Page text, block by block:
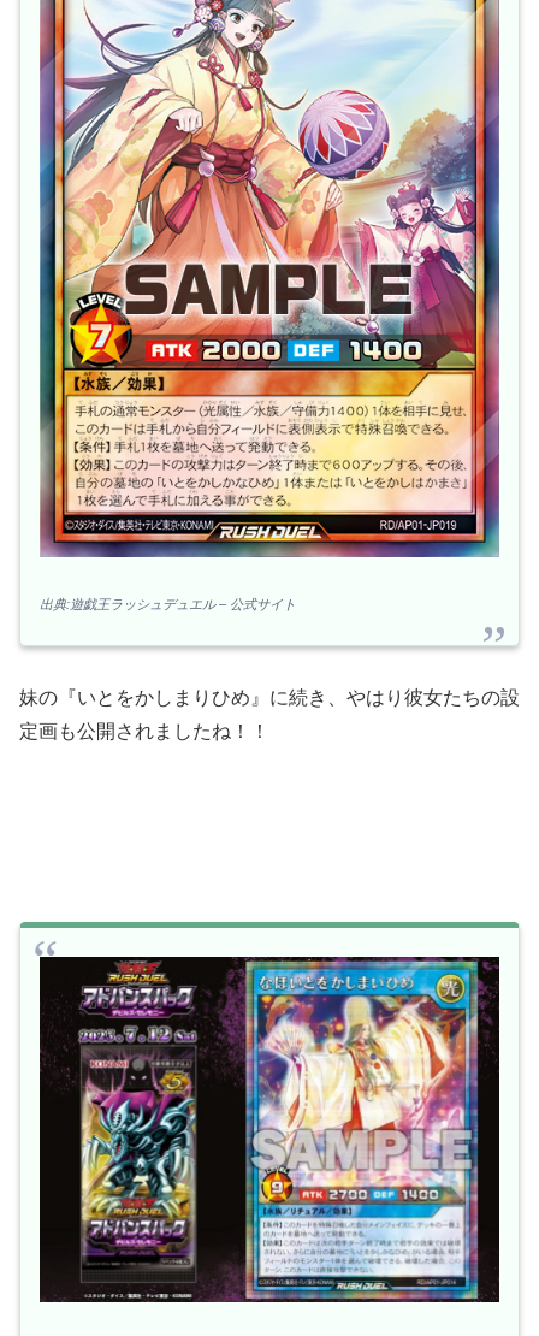
出典:遊戯王ラッシュデュエル – 公式サイト
妹の『いとをかしまりひめ』に続き、やはり彼女たちの設
定画も公開されましたね！！